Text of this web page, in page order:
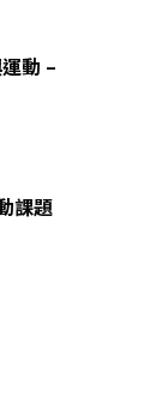
動 –
課題
力學與運動 (3) -